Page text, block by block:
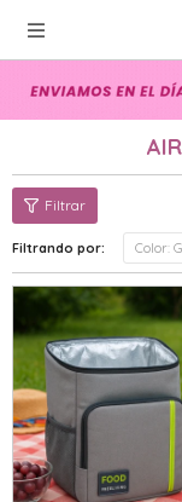

Filtrando por: Color: